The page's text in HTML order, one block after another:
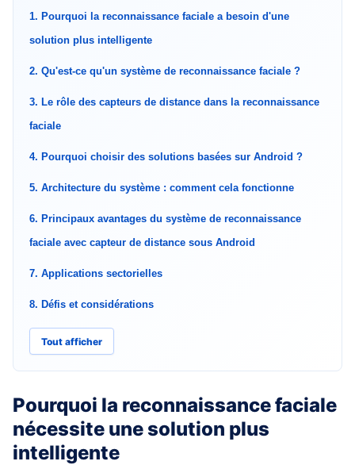
1. Pourquoi la reconnaissance faciale a besoin d'une
solution plus intelligente
2. Qu'est-ce qu'un système de reconnaissance faciale ?
3. Le rôle des capteurs de distance dans la reconnaissance
faciale
4. Pourquoi choisir des solutions basées sur Android ?
5. Architecture du système : comment cela fonctionne
6. Principaux avantages du système de reconnaissance
faciale avec capteur de distance sous Android
7. Applications sectorielles
8. Défis et considérations
Tout afficher
Pourquoi la reconnaissance faciale
nécessite une solution plus
intelligente